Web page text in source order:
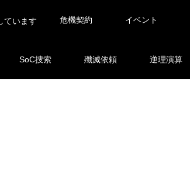
ています 危機契約 イベント
SoC捜索 殲滅依頼 逆理演算